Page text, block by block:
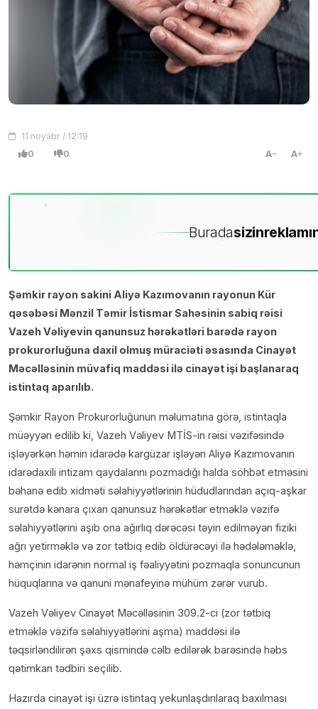
11 noyabr / 12:19
0 0 A A
Buradasizin
Şəmkir rayon sakini Aliyə Kazımovanın rayonun Kür
qəsəbəsi Mənzil Təmir İstismar Sahəsinin sabiq rəisi
Vazeh Vəliyevin qanunsuz hərəkətləri barədə rayon
prokurorluğuna daxil olmuş müraciəti əsasında Cinayət
Məcəlləsinin müvafiq maddəsi ilə cinayət işi başlanaraq
istintaq aparılıb.
Şəmkir Rayon Prokurorluğunun məlumatına görə, istintaqla
müəyyən edilib ki, Vazeh Vəliyev MTİS-in rəisi vəzifəsində
işləyərkən həmin idarədə kargüzar işləyən Aliyə Kazımovanın
idarədaxili intizam qaydalarını pozmadığı halda söhbət etməsini
bəhanə edib xidməti səlahiyyətlərinin hüdudlarından açıq-aşkar
surətdə kənara çıxan qanunsuz hərəkətlər etməklə vəzifə
səlahiyyətlərini aşıb ona ağırlıq dərəcəsi təyin edilməyən fiziki
ağrı yetirməklə və zor tətbiq edib öldürəcəyi ilə hədələməklə,
həmçinin idarənin normal iş fəaliyyətini pozmaqla sonuncunun
hüquqlarına və qanuni mənafeyinə mühüm zərər vurub.
Vazeh Vəliyev Cinayət Məcəlləsinin 309.2-ci (zor tətbiq
etməklə vəzifə səlahiyyətlərini aşma) maddəsi ilə
təqsirləndilirən şəxs qismində cəlb edilərək barəsində həbs
qətimkan tədbiri seçilib.
Hazırda cinayət işi üzrə istintaq yekunlaşdırılaraq baxılması